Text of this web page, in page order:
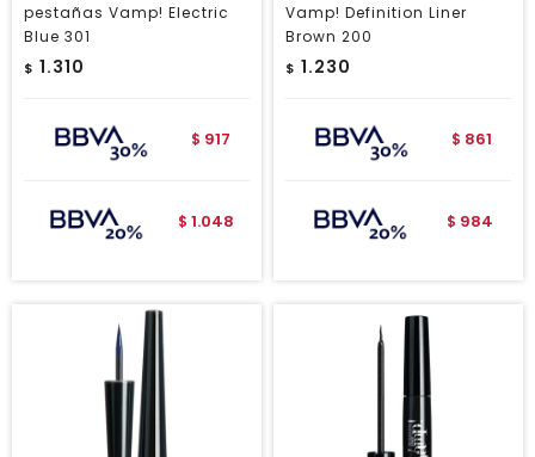
pestañas Vamp! Electric
Blue 301
$ 1.310
$ 917
$ 1.048
Vamp! Definition Liner
Brown 200
$ 1.230
$ 861
$ 984